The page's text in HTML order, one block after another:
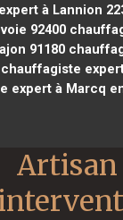
à Lannion
92400
91180
expert à Marcq
Artisan